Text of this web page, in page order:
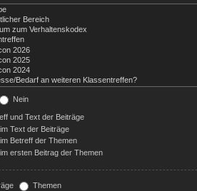
Nein
und Text der Beiträge
Text der Beiträge
Betreff der Themen
ersten Beitrag der Themen
Themen